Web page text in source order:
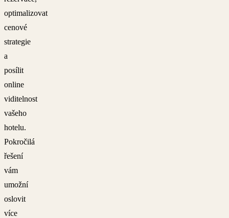
optimalizovat
cenové
strategie
a
posílit
online
viditelnost
vašeho
hotelu.
Pokročilá
řešení
vám
umožní
oslovit
více